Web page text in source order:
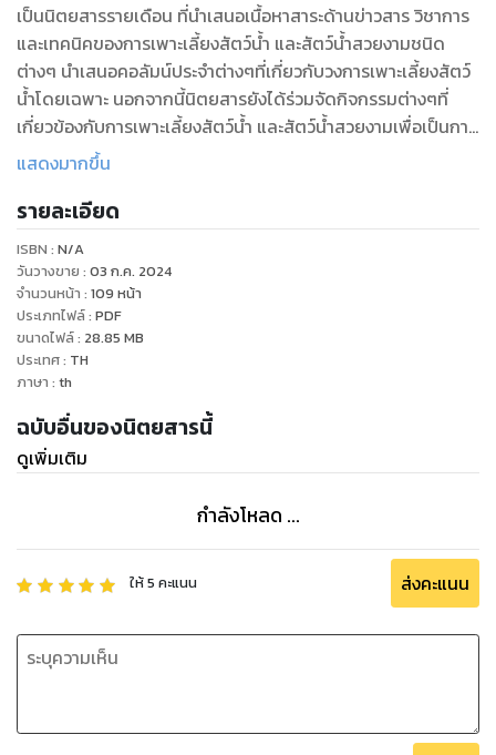
เป็นนิตยสารรายเดือน ที่นำเสนอเนื้อหาสาระด้านข่าวสาร วิชาการ
และเทคนิคของการเพาะเลี้ยงสัตว์น้ำ และสัตว์น้ำสวยงามชนิด
ต่างๆ นำเสนอคอลัมน์ประจำต่างๆที่เกี่ยวกับวงการเพาะเลี้ยงสัตว์
น้ำโดยเฉพาะ นอกจากนี้นิตยสารยังได้ร่วมจัดกิจกรรมต่างๆที่
เกี่ยวข้องกับการเพาะเลี้ยงสัตว์น้ำ และสัตว์น้ำสวยงามเพื่อเป็นการ
ประชาสัมพันธ์ให้เป็นที่รู้จักกันอย่างแพร่หลาย
แสดงมากขึ้น
รายละเอียด
ISBN : N/A
วันวางขาย : 03 ก.ค. 2024
จำนวนหน้า : 109 หน้า
ประเภทไฟล์: PDF
ขนาดไฟล์: 28.85 MB
ประเทศ: TH
ภาษา : th
ฉบับอื่นของนิตยสารนี้
ดูเพิ่มเติม
กำลังโหลด ...
ให้5 คะแนน ส่งคะแนน